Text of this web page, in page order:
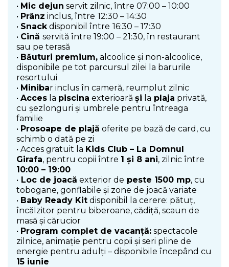
• Mic dejun servit zilnic, între 07:00 – 10:00
• Prânz inclus, între 12:30 – 14:30
• Snackdisponibil între 16:30 – 17:30
• Cină servită între 19:00 – 21:30, în restaurant
sau pe terasă
• Băuturi premium, alcoolice și non-alcoolice,
disponibile pe tot parcursul zilei la barurile
resortului
• Minibar inclus în cameră, reumplut zilnic
• Acces la piscina exterioară și la plaja privată,
cu șezlonguri și umbrele pentru întreaga
familie
• Prosoape de plajă oferite pe bază de card, cu
schimb o dată pe zi
• Acces gratuit la Kids Club – La Domnul
Girafa, pentru copii între 1 și 8 ani, zilnic între
10:00 – 19:00
• Loc de joacă exterior de peste 1500 mp, cu
tobogane, gonflabile și zone de joacă variate
• Baby Ready Kit disponibil la cerere: pătuț,
încălzitor pentru biberoane, cădiță, scaun de
masă și cărucior
• Program complet de vacanță: spectacole
zilnice, animație pentru copii și seri pline de
energie pentru adulți – disponibile începând cu
15 iunie